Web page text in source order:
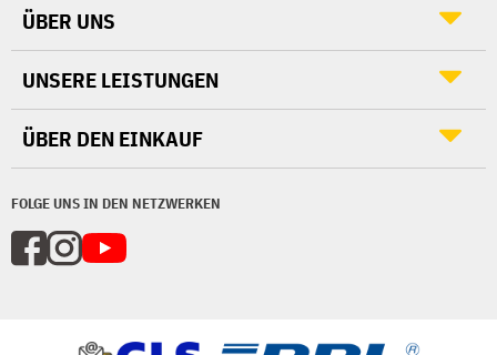
FOLGE UNS IN DEN NETZWERKEN
ÜBER UNS
UNSERE LEISTUNGEN
ÜBER DEN EINKAUF